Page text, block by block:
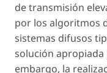
de transmisión
por los algoritmos
sistemas difusos
solución apropiada
embargo, la